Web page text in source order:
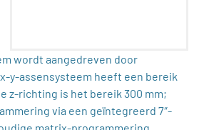
wordt aangedreven door
y-assensysteem heeft een bereik
z-richting is het bereik 300 mm;
via een geïntegreerd 7″-